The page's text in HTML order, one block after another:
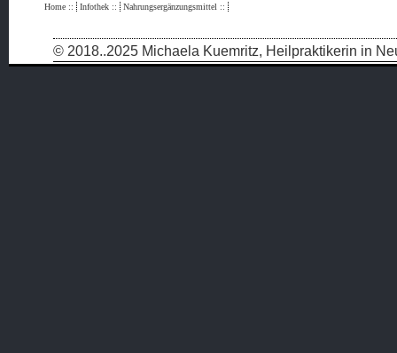
Home :: Infothek :: Nahrungsergänzungsmittel ::
© 2018..2025 Michaela Kuemritz, Heilpraktikerin in